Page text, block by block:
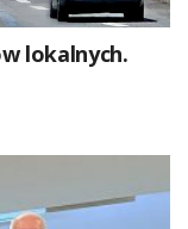
lokalnych.